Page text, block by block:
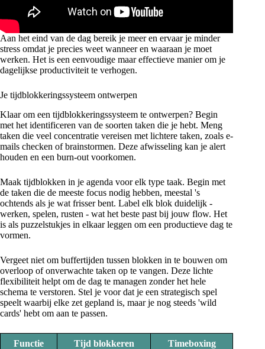
Aan het eind van de dag bereik je meer en ervaar je minder
stress omdat je precies weet wanneer en waaraan je moet
werken. Het is een eenvoudige maar effectieve manier om je
dagelijkse productiviteit te verhogen.
Je tijdblokkeringssysteem ontwerpen
Klaar om een tijdblokkeringssysteem te ontwerpen? Begin
met het identificeren van de soorten taken die je hebt. Meng
taken die veel concentratie vereisen met lichtere taken, zoals e-
mails checken of brainstormen. Deze afwisseling kan je alert
houden en een burn-out voorkomen.
Maak tijdblokken in je agenda voor elk type taak. Begin met
de taken die de meeste focus nodig hebben, meestal 's
ochtends als je wat frisser bent. Label elk blok duidelijk -
werken, spelen, rusten - wat het beste past bij jouw flow. Het
is als puzzelstukjes in elkaar leggen om een productieve dag te
vormen.
Vergeet niet om buffertijden tussen blokken in te bouwen om
overloop of onverwachte taken op te vangen. Deze lichte
flexibiliteit helpt om de dag te managen zonder het hele
schema te verstoren. Stel je voor dat je een strategisch spel
speelt waarbij elke zet gepland is, maar je nog steeds 'wild
cards' hebt om aan te passen.
Functie Tijd blokkeren Timeboxing